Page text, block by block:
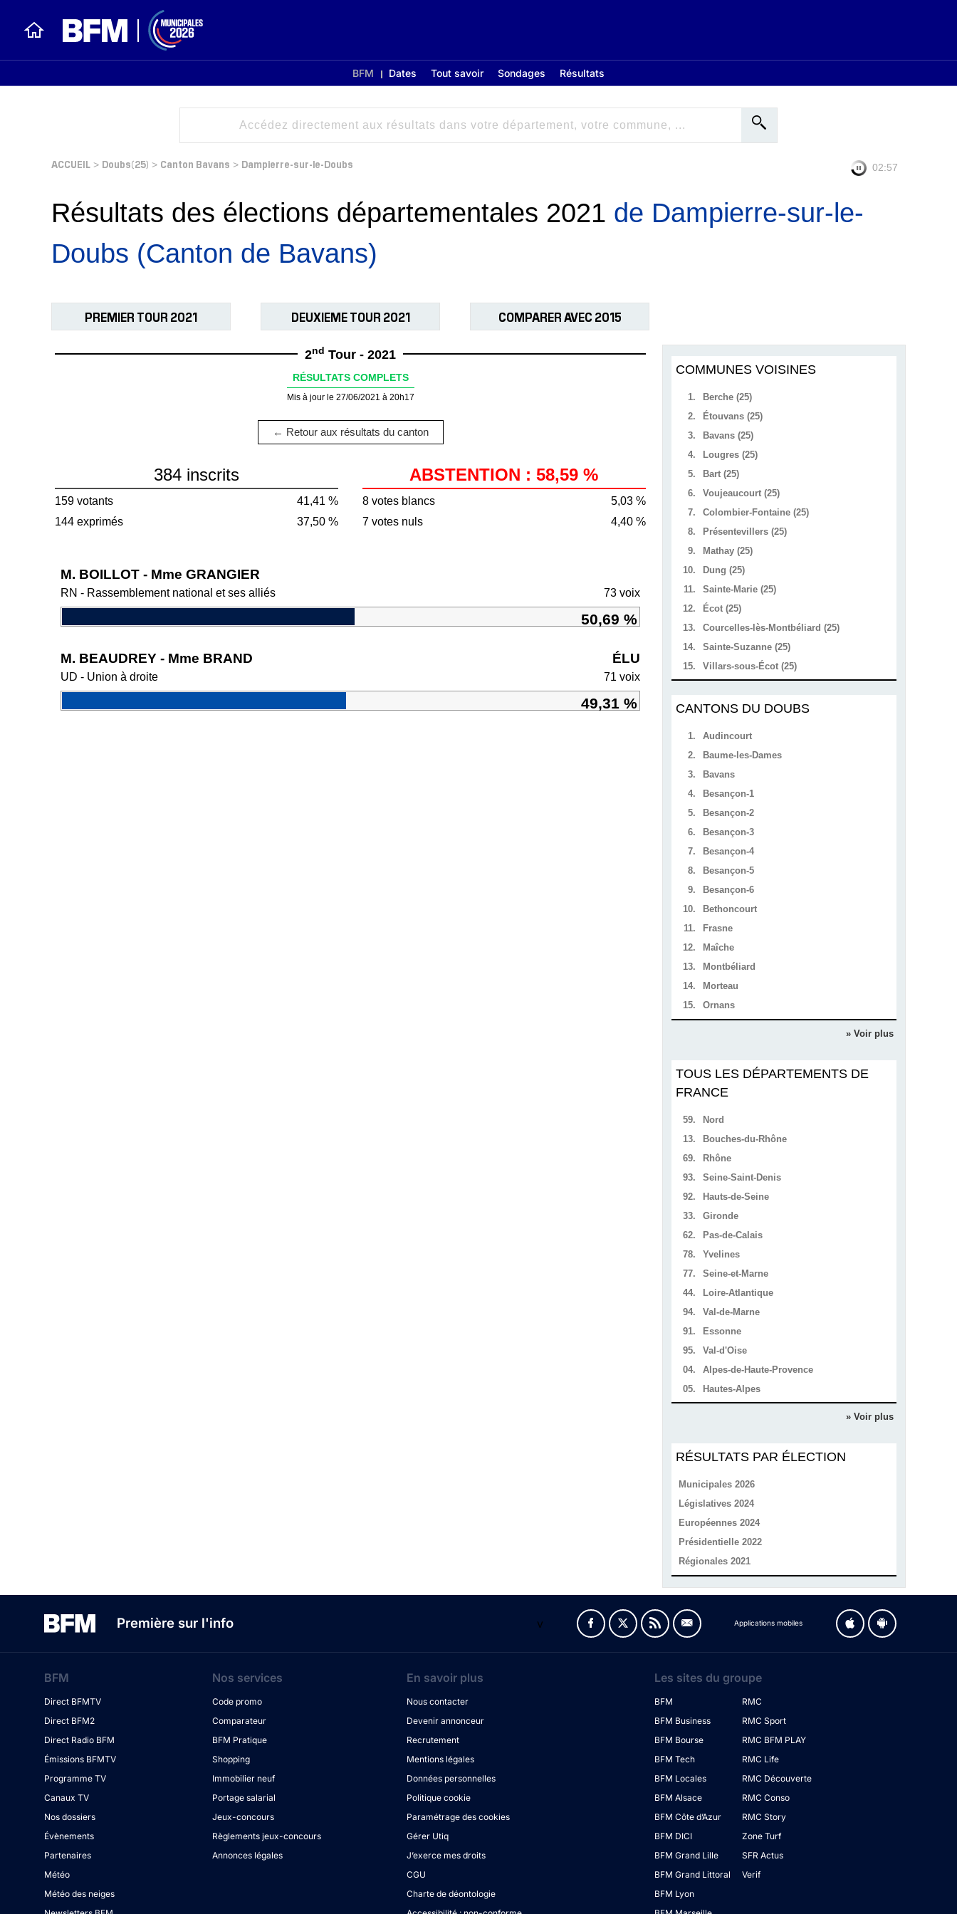
BFM Dates Tout savoir Sondages Résultats
ACCUEIL > Doubs(25) > Canton Bavans > Dampierre-sur-le-Doubs 02:56
Résultats des élections départementales 2021 de Dampierre-sur-le-
Doubs (Canton de Bavans)
PREMIER TOUR 2021 DEUXIEME TOUR 2021 COMPARER AVEC 2015
2nd Tour - 2021
RÉSULTATS COMPLETS
Mis à jour le 27/06/2021 à 20h17
← Retour aux résultats du canton
384 inscrits
159 votants
41,41 %
144 exprimés
37,50 %
ABSTENTION : 58,59 %
8 votes blancs
5,03 %
7 votes nuls
4,40 %
M. BOILLOT - Mme GRANGIER
RN - Rassemblement national et ses alliés 73 voix
50,69 %
M. BEAUDREY - Mme BRAND ÉLU
UD - Union à droite 71 voix
49,31 %
COMMUNES VOISINES
1.
Berche (25)
2.
Étouvans (25)
3.
Bavans (25)
4.
Lougres (25)
5.
Bart (25)
6.
Voujeaucourt (25)
7.
Colombier-Fontaine (25)
8.
Présentevillers (25)
9.
Mathay (25)
10.
Dung (25)
11.
Sainte-Marie (25)
12.
Écot (25)
13.
Courcelles-lès-Montbéliard (25)
14.
Sainte-Suzanne (25)
15.
Villars-sous-Écot (25)
CANTONS DU DOUBS
1.
Audincourt
2.
Baume-les-Dames
3.
Bavans
4.
Besançon-1
5.
Besançon-2
6.
Besançon-3
7.
Besançon-4
8.
Besançon-5
9.
Besançon-6
10.
Bethoncourt
11.
Frasne
12.
Maîche
13.
Montbéliard
14.
Morteau
15.
Ornans
» Voir plus
TOUS LES DÉPARTEMENTS DE
FRANCE
59.
Nord
13.
Bouches-du-Rhône
69.
Rhône
93.
Seine-Saint-Denis
92.
Hauts-de-Seine
33.
Gironde
62.
Pas-de-Calais
78.
Yvelines
77.
Seine-et-Marne
44.
Loire-Atlantique
94.
Val-de-Marne
91.
Essonne
95.
Val-d'Oise
04.
Alpes-de-Haute-Provence
05.
Hautes-Alpes
» Voir plus
RÉSULTATS PAR ÉLECTION
Municipales 2026
Législatives 2024
Européennes 2024
Présidentielle 2022
Régionales 2021
Première sur l'info v Applications mobiles
BFM
Direct BFMTV
Direct BFM2
Direct Radio BFM
Émissions BFMTV
Programme TV
Canaux TV
Nos dossiers
Évènements
Partenaires
Météo
Météo des neiges
Nos services
Code promo
Comparateur
BFM Pratique
Shopping
Immobilier neuf
Portage salarial
Jeux-concours
Règlements jeux-concours
Annonces légales
En savoir plus
Nous contacter
Devenir annonceur
Recrutement
Mentions légales
Données personnelles
Politique cookie
Paramétrage des cookies
Gérer Utiq
J’exerce mes droits
CGU
Charte de déontologie
Les sites du groupe
BFM
BFM Business
BFM Bourse
BFM Tech
BFM Locales
BFM Alsace
BFM Côte d’Azur
BFM DICI
BFM Grand Lille
BFM Grand Littoral
BFM Lyon
RMC
RMC Sport
RMC BFM PLAY
RMC Life
RMC Découverte
RMC Conso
RMC Story
Zone Turf
SFR Actus
Verif